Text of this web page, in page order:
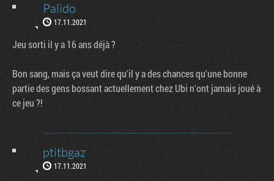
Palido
17.11.2021
Jeu sorti il y a 16 ans déjà ?
Bon sang, mais ça veut dire qu'il y a des chances qu'une bonne
partie des gens bossant actuellement chez Ubi n'ont jamais joué à
ce jeu ?!
ptitbgaz
17.11.2021